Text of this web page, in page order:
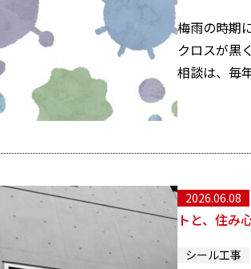
梅雨の時期
クロスが黒
相談は、毎
2026.06.08
トと、住み
シール工事